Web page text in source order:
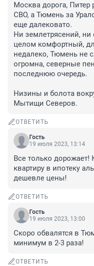
Москва дорога,
СВО, а Тюмень за
еще далековато.
Ни землетрясений,
целом комфортный,
недалеко, Тюмень не
огромна, северные
последнюю очередь.
Низины и болота
Мытищи Северов.
ОТВЕТИТЬ
Гость
19 июля 2023, 13:14
Все только дорожает!
квартиру в ипотеку
дешевле цены!
ОТВЕТИТЬ
Гость
19 июля 2023, 13:00
Скоро обвалятся в
минимум в 2-3 раза!
ОТВЕТИТЬ